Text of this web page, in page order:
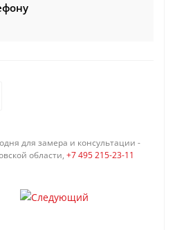
для замера и консультации -
области, +7 495 215-23-11